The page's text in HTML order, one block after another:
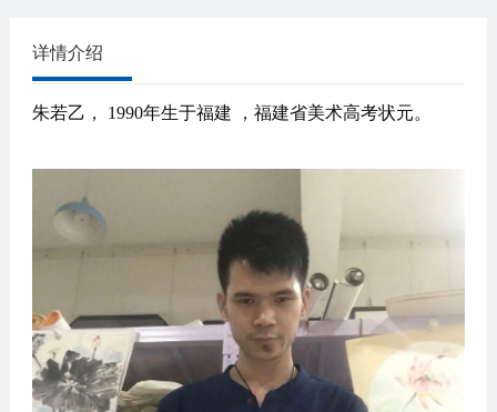
详情介绍
朱若乙 ， 1990年生于福建 ，福建省美术高考状元。